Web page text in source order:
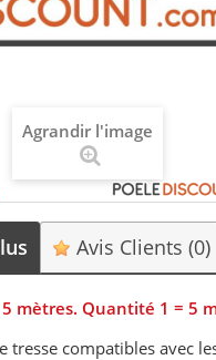
Agrandir l'image
Avis Clients(0)
5 mètres. Quantité 1 = 5
tresse compatibles avec